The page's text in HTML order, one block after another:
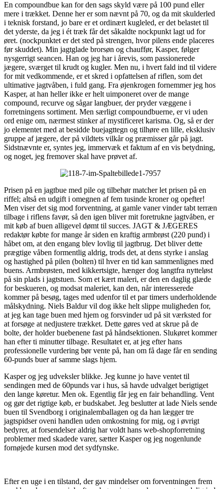
En compoundbue kan for den sags skyld være på 100 pund eller
mere i trækket. Denne her er som nævnt på 70, og da mit skulderled
i teknisk forstand, jo bare er et ordinært kugleled, er det belastet til
det yderste, da jeg i ét træk får det såkaldte nockpunkt lagt ud for
øret. (nockpunktet er det sted på strengen, hvor pilens ende placeres
før skuddet). Min jagtglade brorsøn og chauffør, Kasper, følger
nysgerrigt seancen. Han og jeg har i årevis, som passionerede
jægere, sværget til krudt og kugler. Men nu, i hvert fald ind til videre
for mit vedkommende, er et skred i opfattelsen af riflen, som det
ultimative jagtvåben, i fuld gang. Fra øjenkrogen fornemmer jeg hos
Kasper, at han heller ikke er helt uimponeret over de mange
compound, recurve og sågar langbuer, der pryder væggene i
forretningens sortiment. Men særligt compoundbuerne, er vi uden
ord enige om, nærmest stinker af mystificeret karisma. Og, så er der
jo elementet med at besidde buejagttegn og tilhøre en lille, eksklusiv
gruppe af jægere, der på vildtets vilkår og præmisser går på jagt.
Sidstnævnte er, syntes jeg, immervæk et faktum af en vis betydning,
og noget, jeg fremover skal have prøvet af.
Prisen på en jagtbue med pile og tilbehør matcher let prisen på en
riffel; altså en udgift i omegnen af fem tusinde kroner og opefter!
Men viser det sig mod forventning, at gamle vaner vinder tabt terræn
tilbage i riflens favør, så den igen bliver mit foretrukne jagtvåben, er
mit køb af buen alligevel dømt til succes. JAGT & JÆGERES
redaktør købte for mange år siden en kraftig armbrøst (220 pund) i
håbet om, at den engang blev lovlig til jagtbrug. Det bliver dette
prægtige våben formentlig aldrig, trods det, at dens styrke i anslag
og hastighed på pilen (bolten) til hver en tid kan sammenlignes med
buens. Armbrøsten, med kikkertsigte, hænger dog langtfra nytteløst
på sin plads i jagtstuen. Som et kært maleri, er den en daglig glæde
for beskueren, og modsat maleriet, kan den, når interesserede
kommer på besøg, tages med udenfor til et par timers underholdende
målskydning. Niels Baldur vil dog ikke helt slippe muligheden for,
at jeg kan tage buen med hjem og forsvinder ud på sit værksted for
at forsøge at nedjustere trækket. Dette gøres ved at skrue på de
bolte, der holder buebenene fast på håndsektionen. Slukøret kommer
han efter ti minutter tilbage. Resultatet er, at jeg efter hans
professionelle vurdering bør vente på, han om få dage får en sending
60-punds buer af samme slags hjem.
Kasper og jeg udveksler blikke. Jeg kunne jo have ventet til
sendingen med de 60punds var i hus, så havde udvalget berigtiget
den lange køretur. Men ok. Egentlig får jeg en fair behandling. Vent
og gør det rigtige køb, er budskabet. Jeg beslutter at lade Niels sende
buen til Svendborg i originalemballagen og da han lægger tre
jagtspidser oveni handlen uden omkostning for mig, og i øvrigt
bedyrer, at forsendelser aldrig har voldt hans web-shopforretning
problemer med skadede varer, sætter Kasper og jeg nogenlunde
fornøjede kursen mod det sydfynske.
Efter en uge i en tilstand, der gav mindelser om forventningen frem